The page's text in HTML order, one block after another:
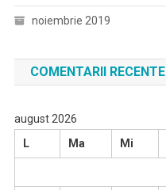
noiembrie 2019
COMENTARII RECENTE
august 2026
L
Ma Mi